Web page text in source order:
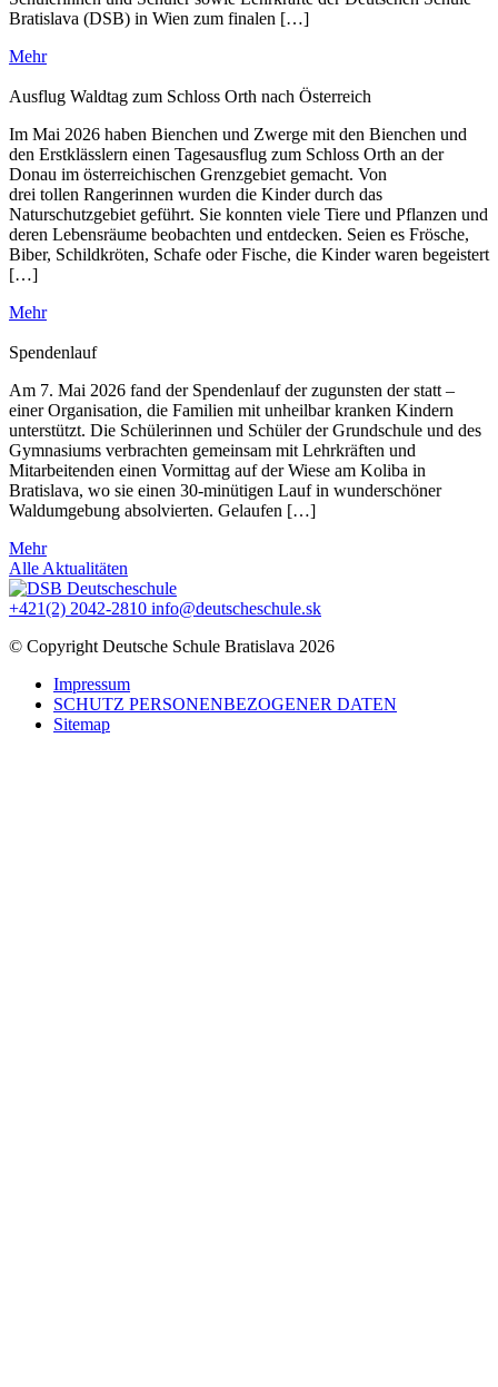
Bratislava (DSB) in Wien zum finalen […]
Mehr
Ausflug Waldtag zum Schloss Orth nach Österreich
Im Mai 2026 haben Bienchen und Zwerge mit den Bienchen und
den Erstklässlern einen Tagesausflug zum Schloss Orth an der
Donau im österreichischen Grenzgebiet gemacht. Von
drei tollen Rangerinnen wurden die Kinder durch das
Naturschutzgebiet geführt. Sie konnten viele Tiere und Pflanzen und
deren Lebensräume beobachten und entdecken. Seien es Frösche,
Biber, Schildkröten, Schafe oder Fische, die Kinder waren begeistert
[…]
Mehr
Spendenlauf
Am 7. Mai 2026 fand der Spendenlauf der zugunsten der statt –
einer Organisation, die Familien mit unheilbar kranken Kindern
unterstützt. Die Schülerinnen und Schüler der Grundschule und des
Gymnasiums verbrachten gemeinsam mit Lehrkräften und
Mitarbeitenden einen Vormittag auf der Wiese am Koliba in
Bratislava, wo sie einen 30-minütigen Lauf in wunderschöner
Waldumgebung absolvierten. Gelaufen […]
Mehr
Alle Aktualitäten
+421(2) 2042-2810 info@deutscheschule.sk
© Copyright Deutsche Schule Bratislava 2026
Impressum
SCHUTZ PERSONENBEZOGENER DATEN
Sitemap